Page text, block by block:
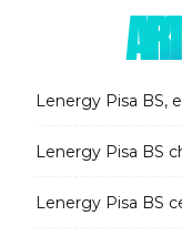
Lenergy Pisa BS,
Lenergy Pisa BS
Lenergy Pisa BS